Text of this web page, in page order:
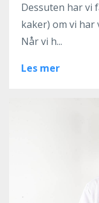
Dessuten har vi
kaker) om vi
Når vi h...
Les mer